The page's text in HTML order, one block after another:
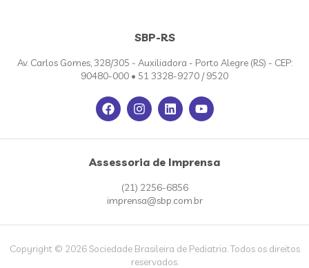
SBP-RS
Av. Carlos Gomes, 328/305 - Auxiliadora - Porto Alegre (RS) - CEP:
90480-000 • 51 3328-9270 / 9520
Assessoria de Imprensa
(21) 2256-6856
imprensa@sbp.com.br
Copyright © 2026 Sociedade Brasileira de Pediatria. Todos os direitos
reservados.